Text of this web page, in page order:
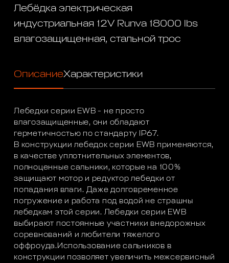
Лебёдка электрическая
индустриальная 12V Runva 18000 lbs
влагозащищенная, стальной трос
ОписаниеХарактеристики
Лебедки серии EWB - не просто
влагозащищенные, они обладают
герметичностью по стандарту IP67.
В конструкции лебедок серии EWB применяются,
в качестве уплотнительных элементов,
полноценные сальники, которые на 100%
защищают мотор и редуктор лебедки от
попадания влаги. Даже долговременное
погружение и работа под водой не страшны
лебедкам этой серии. Лебедки серии EWB
выбирают постоянные участники внедорожных
соревнований и любители тяжелого
оффроуда.Использование сальников в
конструкции позволяет увеличить межсервисный